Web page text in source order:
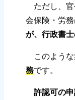
ただし、官
会保険・労
が、行政書
このような
務です。
許認可の